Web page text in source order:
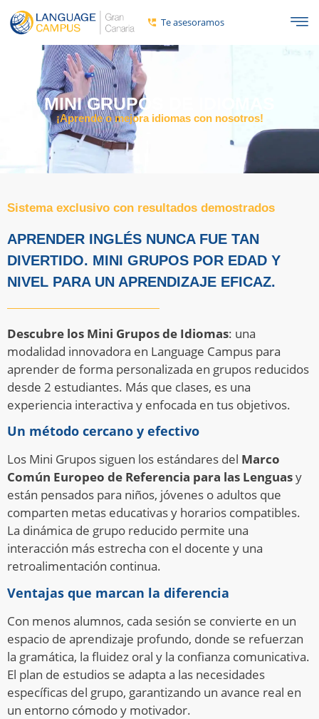
Te asesoramos
MINI GRUPOS DE IDIOMAS
¡Aprende o mejora idiomas con nosotros!
Sistema exclusivo con resultados demostrados
APRENDER INGLÉS NUNCA FUE TAN
DIVERTIDO. MINI GRUPOS POR EDAD Y
NIVEL PARA UN APRENDIZAJE EFICAZ.
Descubre los Mini Grupos de Idiomas: una
modalidad innovadora en Language Campus para
aprender de forma personalizada en grupos reducidos
desde 2 estudiantes. Más que clases, es una
experiencia interactiva y enfocada en tus objetivos.
Un método cercano y efectivo
Los Mini Grupos siguen los estándares del Marco
Común Europeo de Referencia para las Lenguasy
están pensados para niños, jóvenes o adultos que
comparten metas educativas y horarios compatibles.
La dinámica de grupo reducido permite una
interacción más estrecha con el docente y una
retroalimentación continua.
Ventajas que marcan la diferencia
Con menos alumnos, cada sesión se convierte en un
espacio de aprendizaje profundo, donde se refuerzan
la gramática, la fluidez oral y la confianza comunicativa.
El plan de estudios se adapta a las necesidades
específicas del grupo, garantizando un avance real en
un entorno cómodo y motivador.